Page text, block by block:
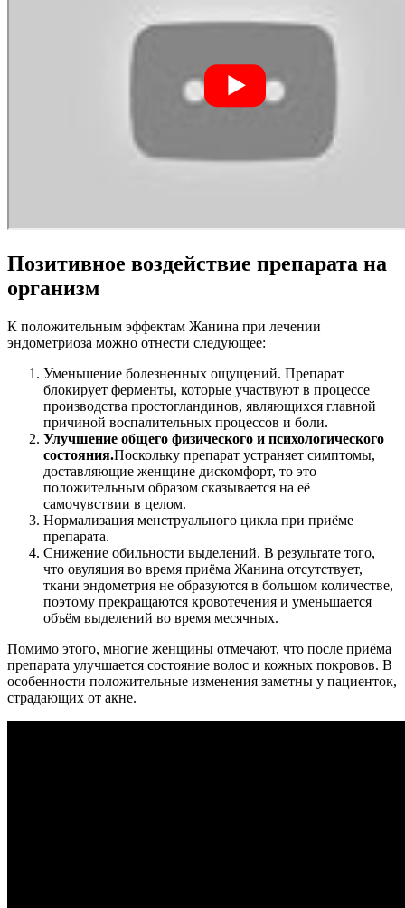
Позитивное воздействие препарата на
организм
К положительным эффектам Жанина при лечении
эндометриоза можно отнести следующее:
Уменьшение болезненных ощущений. Препарат
блокирует ферменты, которые участвуют в процессе
производства простогландинов, являющихся главной
причиной воспалительных процессов и боли.
Улучшение общего физического и психологического
состояния.Поскольку препарат устраняет симптомы,
доставляющие женщине дискомфорт, то это
положительным образом сказывается на её
самочувствии в целом.
Нормализация менструального цикла при приёме
препарата.
Снижение обильности выделений. В результате того,
что овуляция во время приёма Жанина отсутствует,
ткани эндометрия не образуются в большом количестве,
поэтому прекращаются кровотечения и уменьшается
объём выделений во время месячных.
Помимо этого, многие женщины отмечают, что после приёма
препарата улучшается состояние волос и кожных покровов. В
особенности положительные изменения заметны у пациенток,
страдающих от акне.